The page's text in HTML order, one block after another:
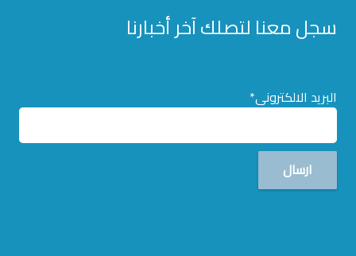
سجل معنا لتصلك آخر أخبارنا
البريد الالكترونى*